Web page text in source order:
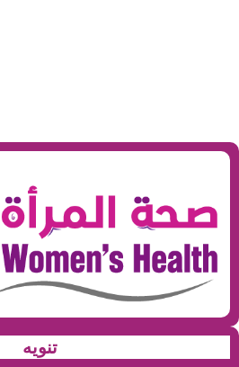
تنويه